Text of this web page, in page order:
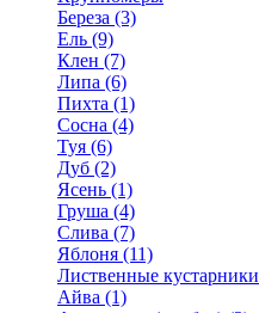
Береза (3)
Ель (9)
Клен (7)
Липа (6)
Пихта (1)
Сосна (4)
Туя (6)
Дуб (2)
Ясень (1)
Груша (4)
Слива (7)
Яблоня (11)
Лиственные кустарники
Айва (1)